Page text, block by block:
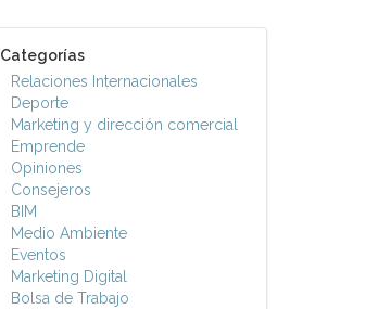
Categorías
Relaciones Internacionales
Deporte
Marketing y dirección comercial
Emprende
Opiniones
Consejeros
BIM
Medio Ambiente
Eventos
Marketing Digital
Bolsa de Trabajo